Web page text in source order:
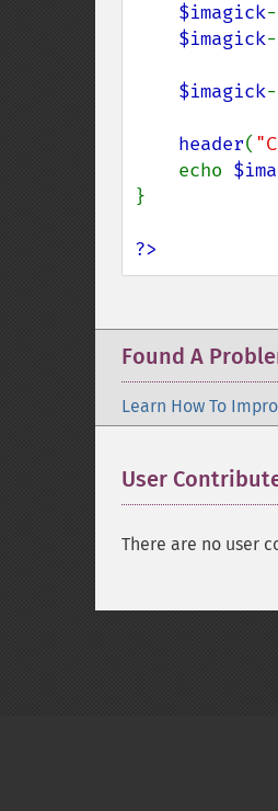
$imagick
$imagick
$imagick
header(
    echo
}
?>
Found A
Learn How To
User
There are no user